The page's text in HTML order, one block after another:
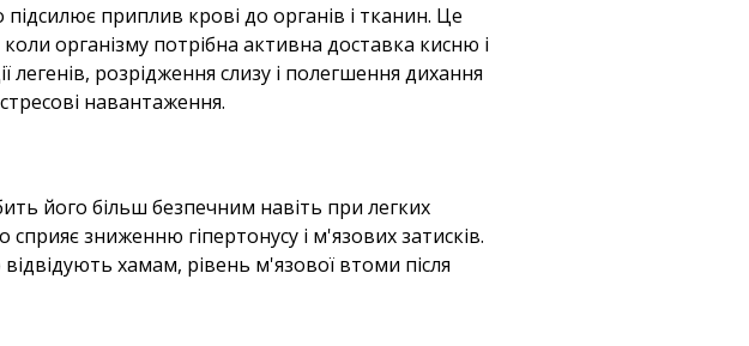
приплив крові до органів і тканин. Це
організму потрібна активна доставка кисню і
розрідження слизу і полегшення дихання
навантаження.
його більш безпечним навіть при легких
зниженню гіпертонусу і м'язових затисків.
хамам, рівень м'язової втоми після